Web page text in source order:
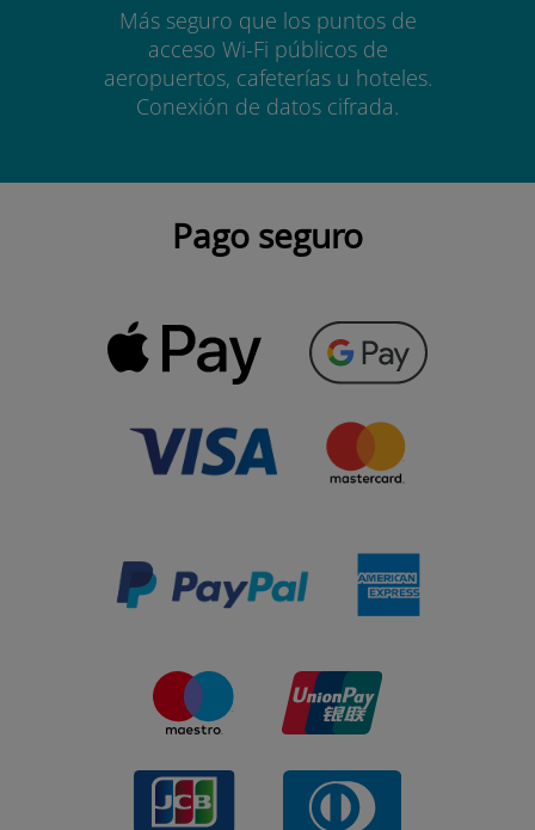
Más seguro que los puntos de
acceso Wi-Fi públicos de
aeropuertos, cafeterías u hoteles.
Conexión de datos cifrada.
Pago seguro